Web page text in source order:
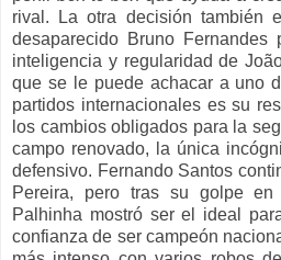
rival. La otra decisión también
desaparecido Bruno Fernandes
inteligencia y regularidad de
que se le puede achacar a uno
partidos internacionales es su
los cambios obligados para la
campo renovado, la única
defensivo. Fernando Santos
Pereira, pero tras su golpe
Palhinha mostró ser el ideal
confianza de ser campeón